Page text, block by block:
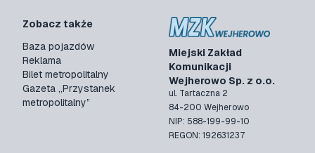
Miejski Zakład
Komunikacji
Wejherowo Sp. z o.o.
ul. Tartaczna 2
84-200 Wejherowo
NIP: 588-199-99-10
REGON: 192631237
Zobacz także
Baza pojazdów
Reklama
Bilet metropolitalny
Gazeta „Przystanek
metropolitalny”